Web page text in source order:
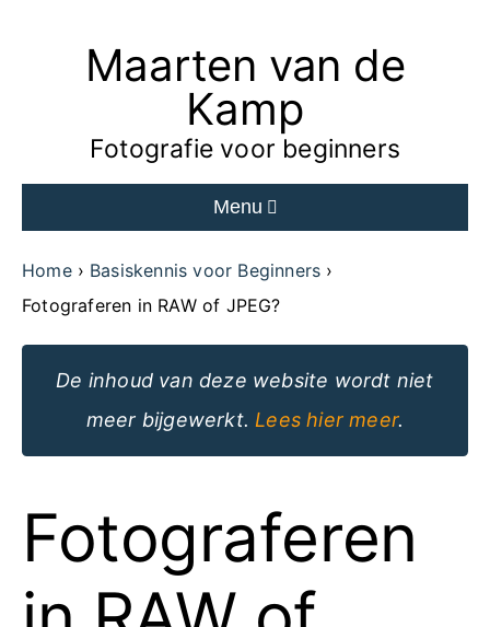
Maarten van de
Kamp
Fotografie voor beginners
Menu
Home
Basiskennis voor Beginners
Fotograferen in RAW of JPEG?
De inhoud van deze website wordt niet
meer bijgewerkt. Lees hier meer.
Fotograferen